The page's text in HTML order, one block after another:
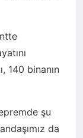
140 binanın
şu
da